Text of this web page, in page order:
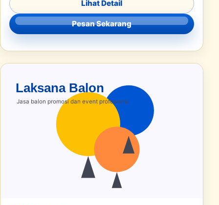
Lihat Detail
Pesan Sekarang